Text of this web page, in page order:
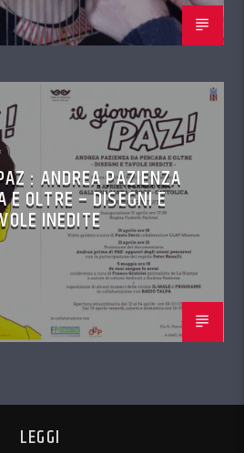
: ANDREA PAZIENZA
E OLTRE – DISEGNI E
INEDITE
LEGGI